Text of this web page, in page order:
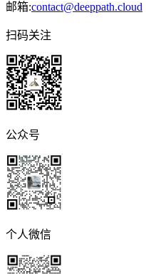
邮箱:contact@deeppath.cloud
扫码关注
公众号
个人微信